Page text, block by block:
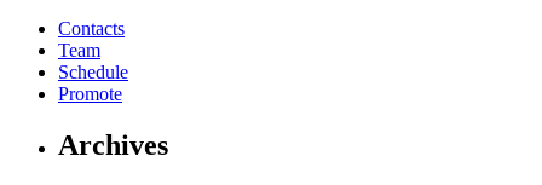
Contacts
Team
Schedule
Promote
Archives